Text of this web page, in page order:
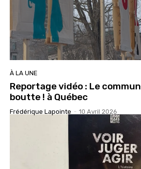
À LA UNE
Reportage vidéo : Le
boutte ! à Québec
Frédérique Lapointe - 10 Avril 2026